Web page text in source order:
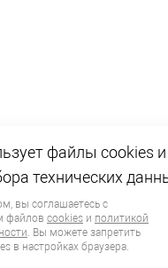
файлы cookies и
технических
вы соглашаетесь с
файлов cookies и политикой
. Вы можете запретить
в настройках браузера.